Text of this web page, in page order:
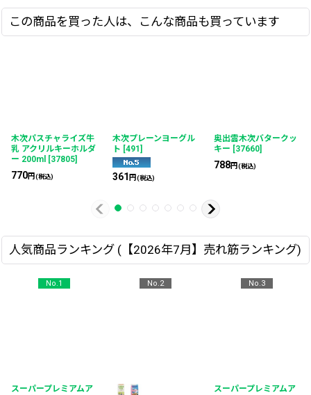
この商品を買った人は、こんな商品も買っています
木次パスチャライズ牛
乳 アクリルキーホルダ
ー 200ml [37805]
770円(税込)
木次プレーンヨーグル
ト [491]
361 円(税込)
奥出雲木次バタークッ
キー [37660]
788円(税込)
人気商品ランキング (【2026年7月】売れ筋ランキング)
No.1
スーパープレミアムア
No.2 No.3
スーパープレミアムア